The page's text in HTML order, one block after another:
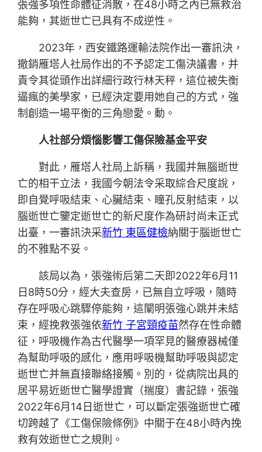
張強多項性命體征消散，在48小時之內已無救治
能夠，其逝世亡已具有不成逆性。
2023年，西安鐵路運輸法院作出一審訊決，
撤銷雁塔人社局作出的不予認定工傷決議書，并
責令其從頭作出詳細行政行林天秤，這位被失衡
逼瘋的美學家，已經決定要用她自己的方式，強
制創造一場平衡的三角戀愛。動。
人社部分煩惱影響工傷保險基金平安
對此，雁塔人社局上訴稱，我國并無腦逝世
亡的相干立法，我國今朝法令采取綜合尺度說，
即自覺呼吸結束、心臟結束、瞳孔反射結束，以
腦逝世亡鑒定逝世亡的新尺度作為研討尚未正式
出臺，一審訊決采新竹 東區健檢納關于腦逝世亡
的不雅點不妥。
該局以為，張強術后第二天即2022年6月11
日8時50分，經大夫查房，已無自立呼吸，隨時
存在呼吸心跳驟停能夠，這闡明張強心跳并未結
束，經挽救張強依新竹 子宮頸疫苗然存在性命體
征，呼吸機作為古代醫學一項罕見的醫療器械僅
為幫助呼吸的感化，應用呼吸機幫助呼吸與認定
逝世亡并無直接聯絡接觸。別的，從病院出具的
居平易近逝世亡醫學證實（揣度）書記錄，張強
2022年6月14日逝世亡，可以斷定張強逝世亡確
切跨越了《工傷保險條例》中關于在48小時內挽
救有效逝世亡之規則。